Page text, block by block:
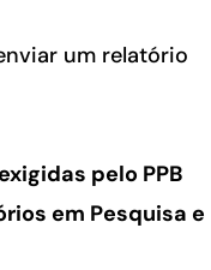
um relatório
pelo PPB
em Pesquisa e